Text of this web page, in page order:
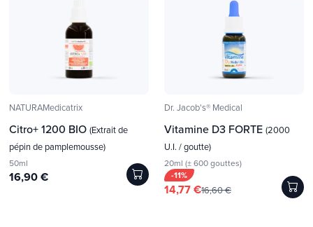
NATURAMedicatrix
Citro+ 1200 BIO (Extrait de
pépin de pamplemousse)
50ml
16,90 €
Dr. Jacob's® Medical
Vitamine D3 FORTE (2000
U.I. / goutte)
20ml (± 600 gouttes)
-11%
14,77 €16,60 €